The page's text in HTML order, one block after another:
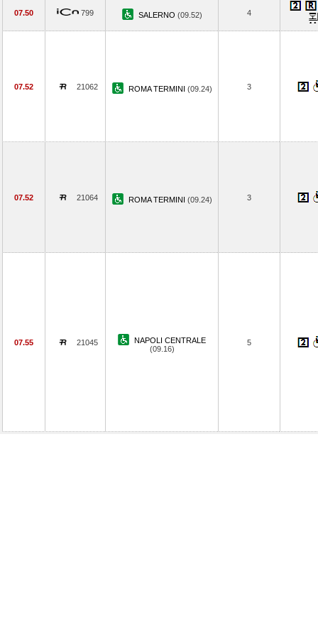
07.50 799 SALERNO (09.52) 4
07.52 21062 ROMA TERMINI (09.24) 3
07.52 21064 ROMA TERMINI (09.24) 3
07.55 21045
NAPOLI CENTRALE
(09.16)
5